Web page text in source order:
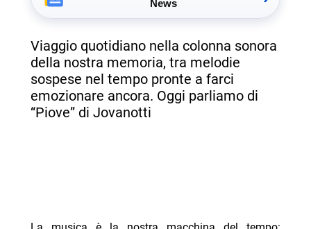
News
Viaggio quotidiano nella colonna sonora
della nostra memoria, tra melodie
sospese nel tempo pronte a farci
emozionare ancora. Oggi parliamo di
“Piove” di Jovanotti